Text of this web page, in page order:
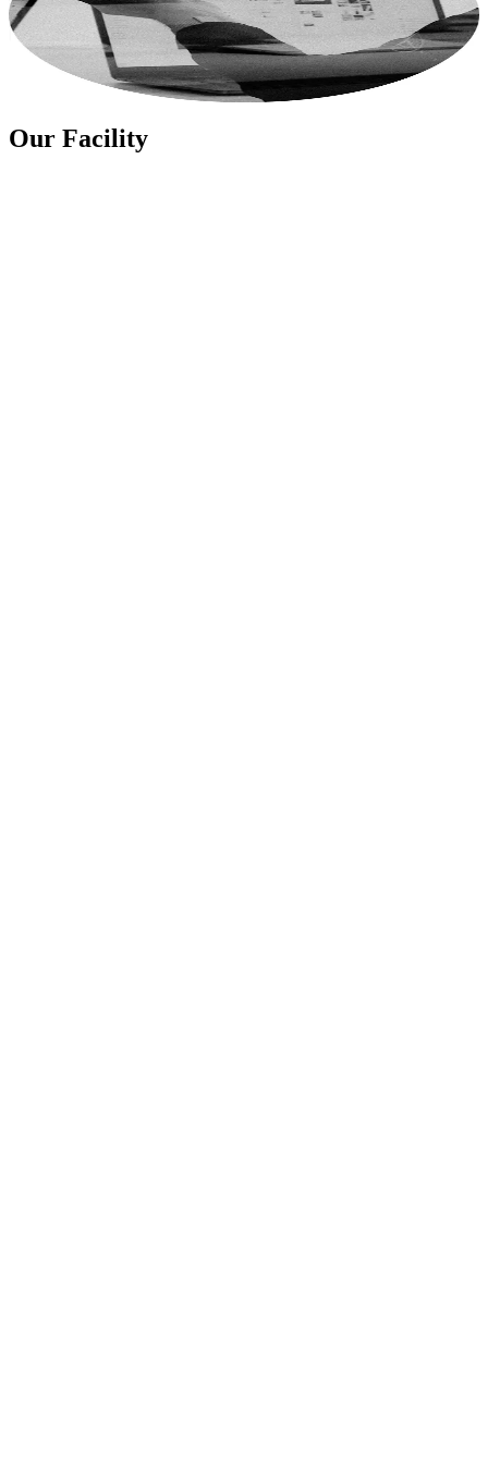
미엄 이너웨어 및 퍼포먼스 의류 제조에 강점을 가지고 있습니
다.
Our Facility